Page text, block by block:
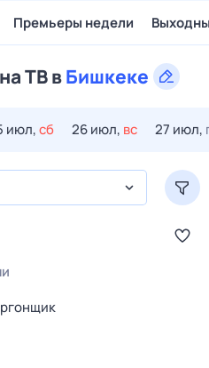
Премьеры недели
ТВ вБишкеке
июл,сб 26 июл, вс 27 июл,